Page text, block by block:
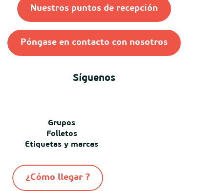
Nuestros puntos de recepción
Póngase en contacto con nosotros
Síguenos
Grupos
Folletos
Etiquetas y marcas
¿Cómo llegar ?